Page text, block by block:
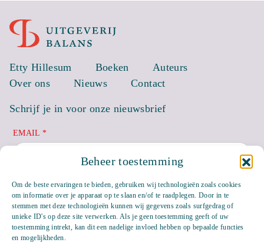
Beheer toestemming
Om de beste ervaringen te bieden, gebruiken wij technologieën zoals cookies
om informatie over je apparaat op te slaan en/of te raadplegen. Door in te
stemmen met deze technologieën kunnen wij gegevens zoals surfgedrag of
unieke ID's op deze site verwerken. Als je geen toestemming geeft of uw
toestemming intrekt, kan dit een nadelige invloed hebben op bepaalde functies
en mogelijkheden.
Etty Hillesum Boeken
Auteurs
Over ons
Nieuws Contact
Schrijf je in voor onze nieuwsbrief
EMAIL *